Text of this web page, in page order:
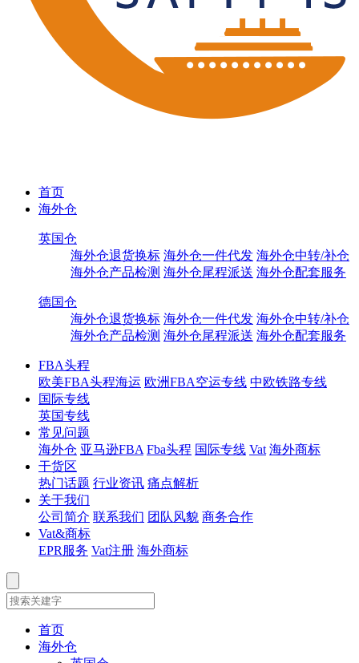
首页
海外仓
英国仓
海外仓退货换标 海外仓一件代发 海外仓中转/补仓
海外仓产品检测 海外仓尾程派送 海外仓配套服务
德国仓
海外仓退货换标 海外仓一件代发 海外仓中转/补仓
海外仓产品检测 海外仓尾程派送 海外仓配套服务
FBA头程
欧美FBA头程海运 欧洲FBA空运专线 中欧铁路专线
国际专线
英国专线
常见问题
海外仓 亚马逊FBA Fba头程 国际专线 Vat 海外商标
干货区
热门话题 行业资讯 痛点解析
关于我们
公司简介 联系我们 团队风貌 商务合作
Vat&商标
EPR服务 Vat注册 海外商标
首页
海外仓